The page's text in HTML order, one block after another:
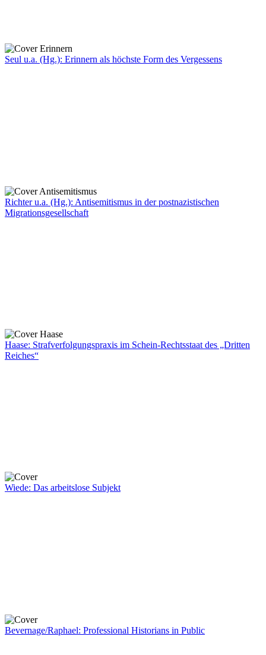
Seul u.a. (Hg.): Erinnern als höchste Form des Vergessens
Richter u.a. (Hg.): Antisemitismus in der postnazistischen
Migrationsgesellschaft
Haase: Strafverfolgungspraxis im Schein-Rechtsstaat des „Dritten
Reiches“
Wiede: Das arbeitslose Subjekt
Bevernage/Raphael: Professional Historians in Public